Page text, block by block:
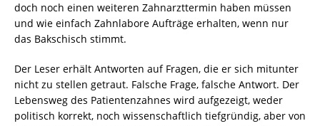
doch noch einen weiteren Zahnarzttermin haben müssen
und wie einfach Zahnlabore Aufträge erhalten, wenn nur
das Bakschisch stimmt.
Der Leser erhält Antworten auf Fragen, die er sich mitunter
nicht zu stellen getraut. Falsche Frage, falsche Antwort. Der
Lebensweg des Patientenzahnes wird aufgezeigt, weder
politisch korrekt, noch wissenschaftlich tiefgründig, aber von